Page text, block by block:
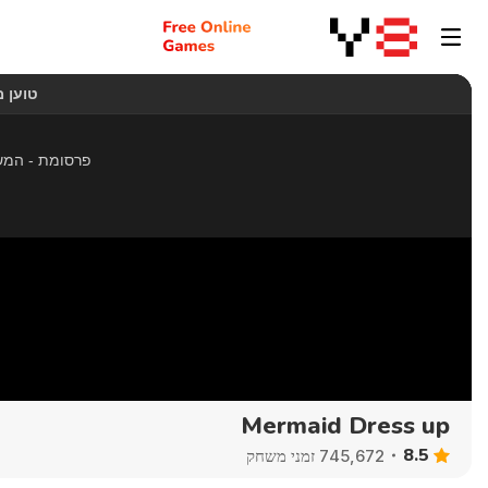
Mermaid Dress up
8.5 745,672 זמני משחק